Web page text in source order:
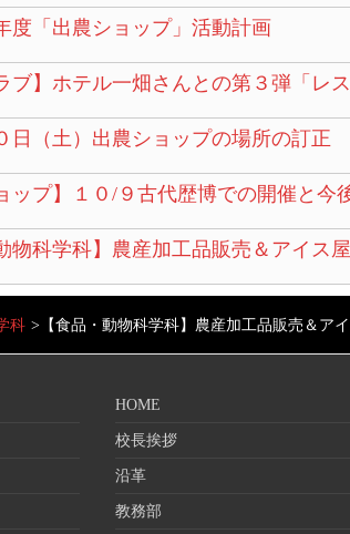
度「出農ショップ」活動計画
ブ】ホテル一畑さんとの第３弾「レ
日（土）出農ショップの場所の訂正
ップ】１０/９古代歴博での開催と今
物科学科】農産加工品販売＆アイス
科 > 【食品・動物科学科】農産加工品販売＆ア
HOME
校長挨拶
沿革
教務部